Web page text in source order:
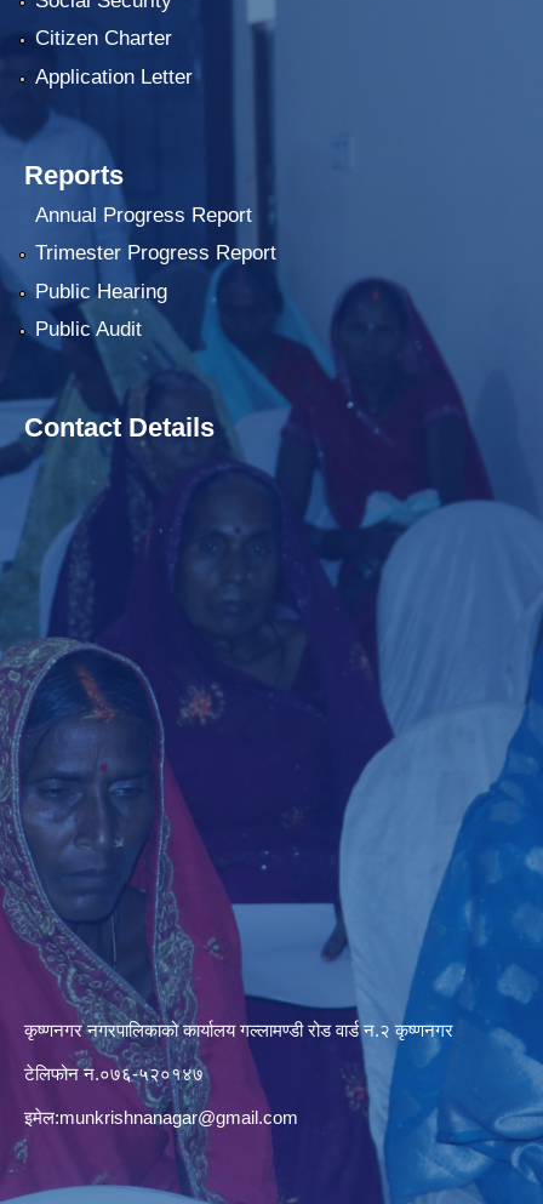
Citizen Charter
Application Letter
Reports
Annual Progress Report
Trimester Progress Report
Public Hearing
Public Audit
Contact Details
कृष्णनगर नगरपालिकाको कार्यालय गल्लामण्डी रोड वार्ड न.२ कृष्णनगर
टेलिफोन न.०७६-५२०१४७
इमेल:munkrishnanagar@gmail.com